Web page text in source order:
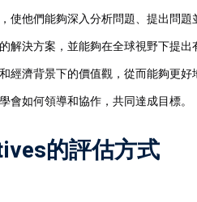
使他們能夠深入分析問題、提出問題
解決方案，並能夠在全球視野下提出
經濟背景下的價值觀，從而能夠更好
會如何領導和協作，共同達成目標。
的評估方式